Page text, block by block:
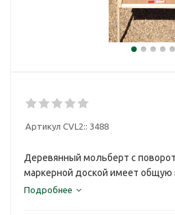
Артикул CVL2:: 3488
Деревянный мольберт с
маркерной доской имеет общую
Подробнее